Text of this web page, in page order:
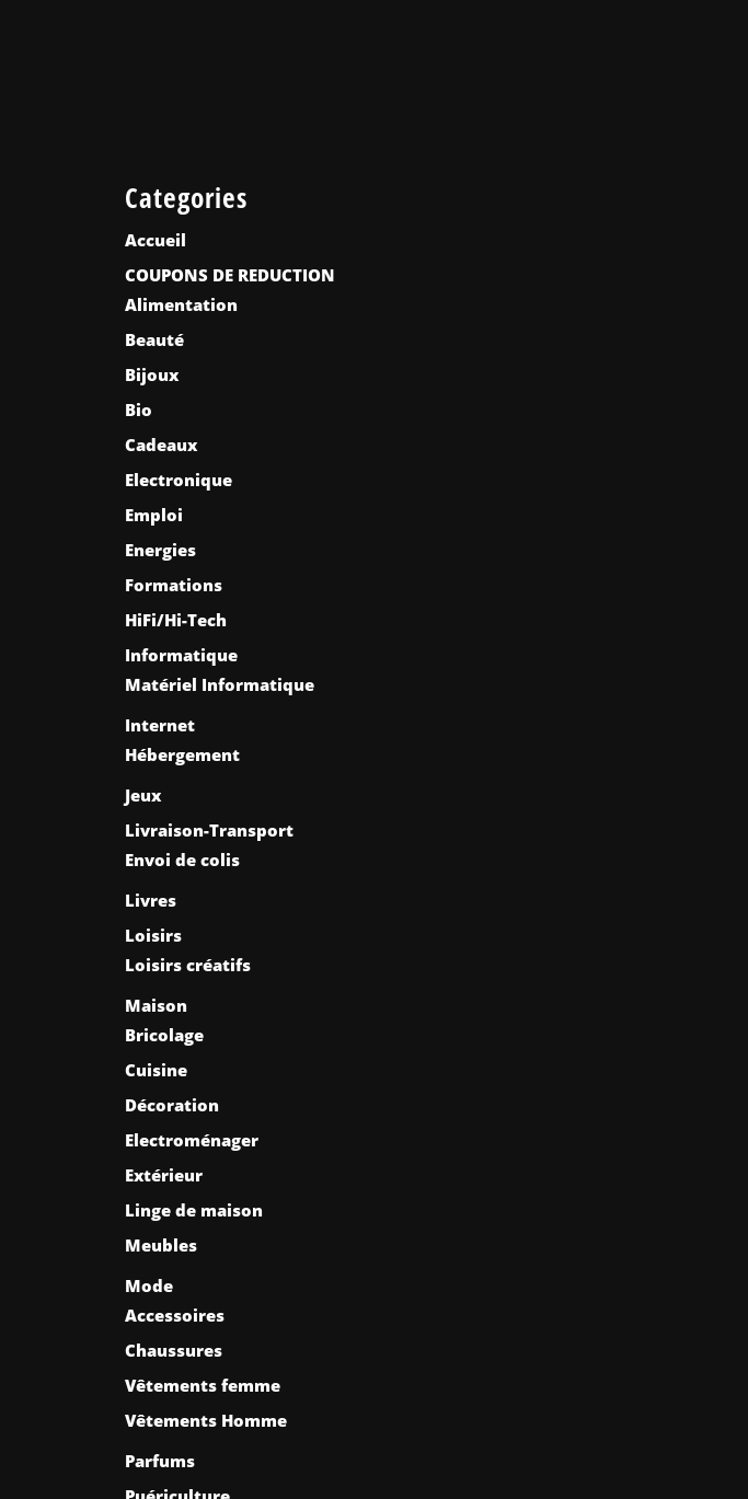
Categories
Accueil
COUPONS DE REDUCTION
Alimentation
Beauté
Bijoux
Bio
Cadeaux
Electronique
Emploi
Energies
Formations
HiFi/Hi-Tech
Informatique
Matériel Informatique
Internet
Hébergement
Jeux
Livraison-Transport
Envoi de colis
Livres
Loisirs
Loisirs créatifs
Maison
Bricolage
Cuisine
Décoration
Electroménager
Extérieur
Linge de maison
Meubles
Mode
Accessoires
Chaussures
Vêtements femme
Vêtements Homme
Parfums